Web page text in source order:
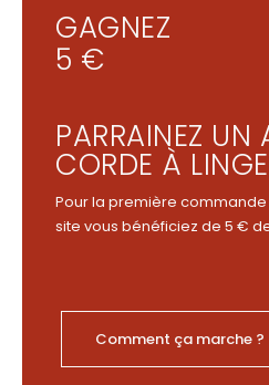
GAGNEZ
5 €
PARRAINEZ UN
CORDE À LINGE
Pour la première commande
site vous bénéficiez de 5 €
Comment ça marche ?